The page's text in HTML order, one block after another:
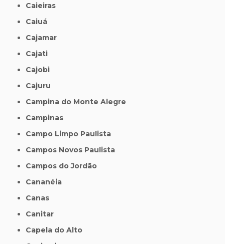
Caieiras
Caiuá
Cajamar
Cajati
Cajobi
Cajuru
Campina do Monte Alegre
Campinas
Campo Limpo Paulista
Campos Novos Paulista
Campos do Jordão
Cananéia
Canas
Canitar
Capela do Alto